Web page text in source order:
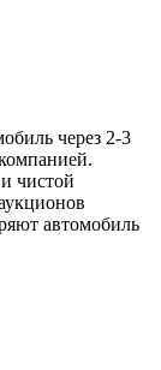
через 2-3
чистой
автомобиль